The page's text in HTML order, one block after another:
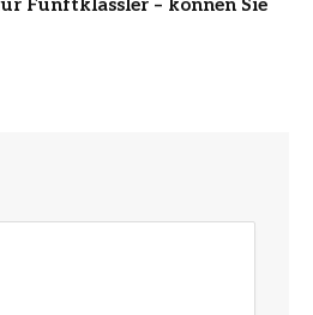
Fünftklässler – können Sie